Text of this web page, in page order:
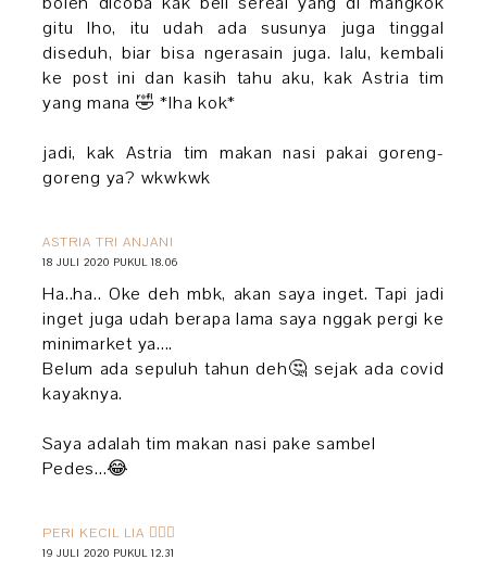
gitu lho, itu udah ada susunya juga tinggal
diseduh, biar bisa ngerasain juga. lalu, kembali
ke post ini dan kasih tahu aku, kak Astria tim
yang mana 🤣 *lha kok*
jadi, kak Astria tim makan nasi pakai goreng-
goreng ya? wkwkwk
ASTRIA TRI ANJANI
18 JULI 2020 PUKUL 18.06
Ha..ha.. Oke deh mbk, akan saya inget. Tapi jadi
inget juga udah berapa lama saya nggak pergi ke
minimarket ya....
Belum ada sepuluh tahun deh🤔 sejak ada covid
kayaknya.
Saya adalah tim makan nasi pake sambel
Pedes...😂
PERI KECIL LIA 🧚🏻‍♀️
19 JULI 2020 PUKUL 12.31